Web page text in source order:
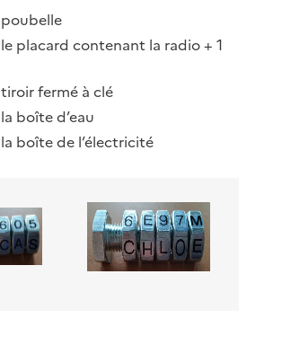
placard contenant la radio + 1
fermé à clé
boîte d’eau
boîte de l’électricité